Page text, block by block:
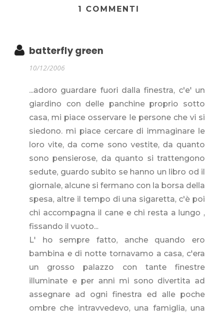
1 COMMENTI
batterfly green
10/12/2006
...adoro guardare fuori dalla finestra, c'e' un
giardino con delle panchine proprio sotto
casa, mi piace osservare le persone che vi si
siedono. mi piace cercare di immaginare le
loro vite, da come sono vestite, da quanto
sono pensierose, da quanto si trattengono
sedute, guardo subito se hanno un libro od il
giornale, alcune si fermano con la borsa della
spesa, altre il tempo di una sigaretta, c'è poi
chi accompagna il cane e chi resta a lungo ,
fissando il vuoto...
L' ho sempre fatto, anche quando ero
bambina e di notte tornavamo a casa, c'era
un grosso palazzo con tante finestre
illuminate e per anni mi sono divertita ad
assegnare ad ogni finestra ed alle poche
ombre che intravvedevo, una famiglia, una